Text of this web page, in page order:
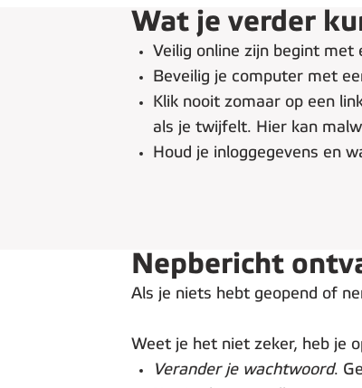
Wat je verder
Veilig online zijn begint met
Beveilig je computer met
Klik nooit zomaar op een
als je twijfelt. Hier kan
Houd je inloggegevens en
Nepbericht
Als je niets hebt geopend of
Weet je het niet zeker, heb je
Verander je wachtwoord.